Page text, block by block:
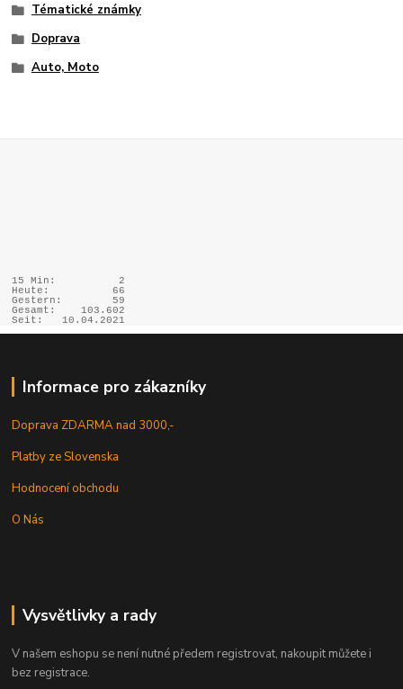
Tématické známky
Doprava
Auto, Moto
15 Min:
2
Heute:
66
Gestern:
59
Gesamt:
103.602
Seit:
10.04.2021
Informace pro zákazníky
Doprava ZDARMA nad 3000,-
Platby ze Slovenska
Hodnocení obchodu
O Nás
Vysvětlivky a rady
V našem eshopu se není nutné předem registrovat, nakoupit můžete i
bez registrace.